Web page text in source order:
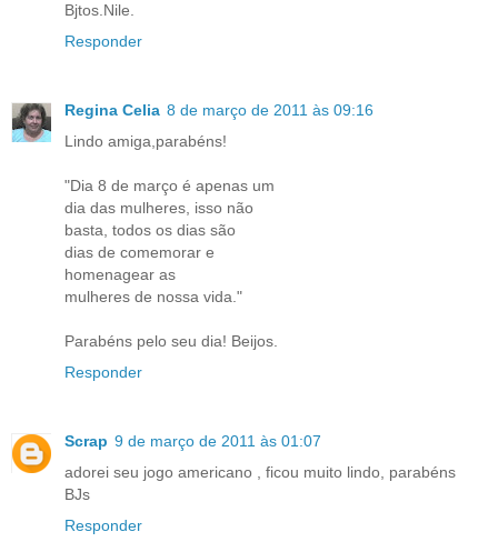
Bjtos.Nile.
Responder
Regina Celia 8 de março de 2011 às 09:16
Lindo amiga,parabéns!
"Dia 8 de março é apenas um
dia das mulheres, isso não
basta, todos os dias são
dias de comemorar e
homenagear as
mulheres de nossa vida."
Parabéns pelo seu dia! Beijos.
Responder
Scrap 9 de março de 2011 às 01:07
adorei seu jogo americano , ficou muito lindo, parabéns
BJs
Responder